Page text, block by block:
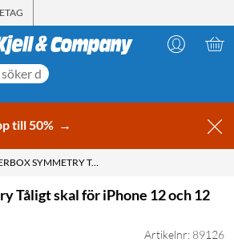
till 50% →
OTTERBOX SYMMETRY TÅLIGT SKAL FÖR IPHONE 12 OCH 12 PRO KLAR
Tåligt skal för iPhone 12 och 12
Artikelnr: 89126